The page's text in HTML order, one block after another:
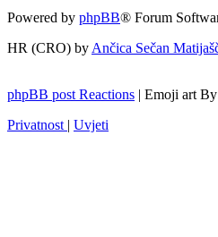
Powered by phpBB® Forum
HR (CRO) byAnčica Sečan
phpBB post Reactions | Emoji art
Privatnost
Uvjeti